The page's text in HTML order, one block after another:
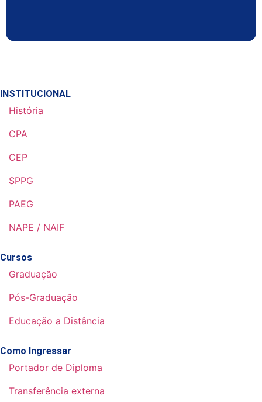
INSTITUCIONAL
História
CPA
CEP
SPPG
PAEG
NAPE / NAIF
Cursos
Graduação
Pós-Graduação
Educação a Distância
Como Ingressar
Portador de Diploma
Transferência externa